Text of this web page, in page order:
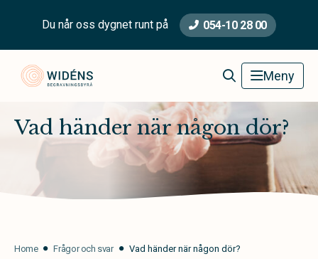
Du når oss dygnet runt på 054-10 28 00
Widéns Begravningsbyrå Meny
Vad händer när någon dör?
Home Frågor och svar Vad händer när någon dör?